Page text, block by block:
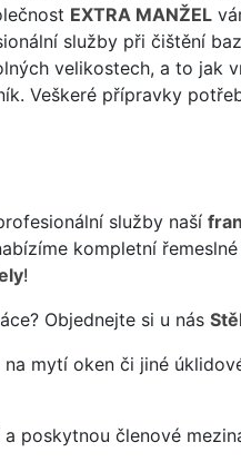
EXTRA MANŽEL
služby při čištění
velikostech, a to jak
Veškeré přípravky
služby naší
kompletní
!
Objednejte si u nás
mytí oken či jiné
poskytnou členové